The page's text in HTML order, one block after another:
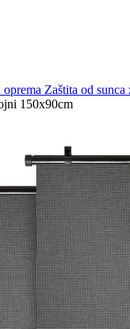
oprema Zaštita od sunca
150x90cm